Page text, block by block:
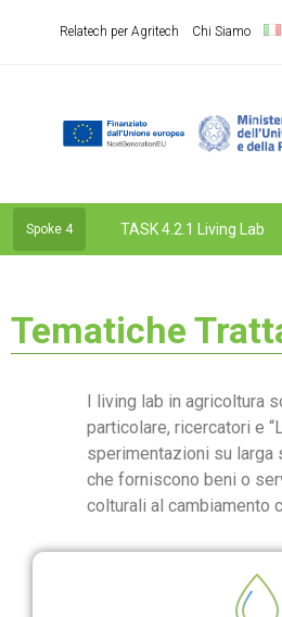
Relatech per Agritech Chi Siamo
Spoke 4 TASK 4.2.1 Living Lab
Tematiche
I living lab in agricoltura
particolare, ricercatori e
sperimentazioni su larga
che forniscono beni o
colturali al cambiamento